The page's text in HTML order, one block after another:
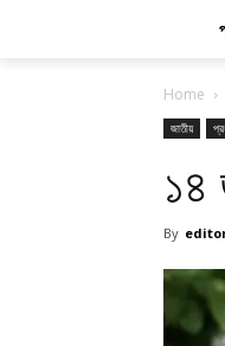
Home
জাতীয়
১৪
By